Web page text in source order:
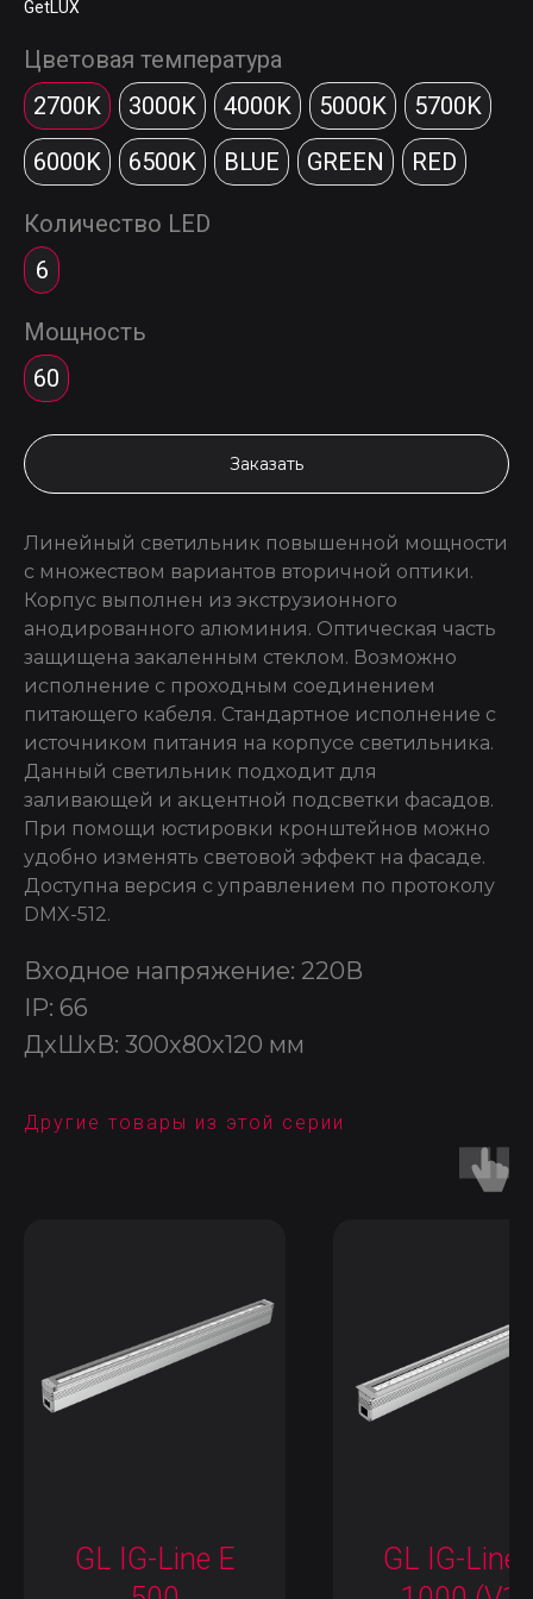
GetLUX
Цветовая температура
2700K
3000K 4000K 5000K
5700K
6000K
6500K BLUE GREEN RED
Количество LED
6
Мощность
60
Заказать
Линейный светильник повышенной мощности
с множеством вариантов вторичной оптики.
Корпус выполнен из экструзионного
анодированного алюминия. Оптическая часть
защищена закаленным стеклом. Возможно
исполнение с проходным соединением
питающего кабеля. Стандартное исполнение с
источником питания на корпусе светильника.
Данный светильник подходит для
заливающей и акцентной подсветки фасадов.
При помощи юстировки кронштейнов можно
удобно изменять световой эффект на фасаде.
Доступна версия с управлением по протоколу
DMX-512.
Входное напряжение: 220В
IP: 66
ДxШxВ: 300x80x120 мм
Другие товары из этой серии
GL IG-Line E
GL IG-Line